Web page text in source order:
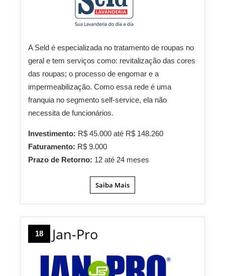
A Seld é especializada no tratamento de roupas no
geral e tem serviços como: revitalização das cores
das roupas; o processo de engomar e a
impermeabilização. Como essa rede é uma
franquia no segmento self-service, ela não
necessita de funcionários.
Investimento: R$ 45.000 até R$ 148.260
Faturamento: R$ 9.000
Prazo de Retorno: 12 até 24 meses
Saiba Mais
18 Jan-Pro